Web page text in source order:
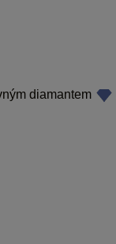
diamantem